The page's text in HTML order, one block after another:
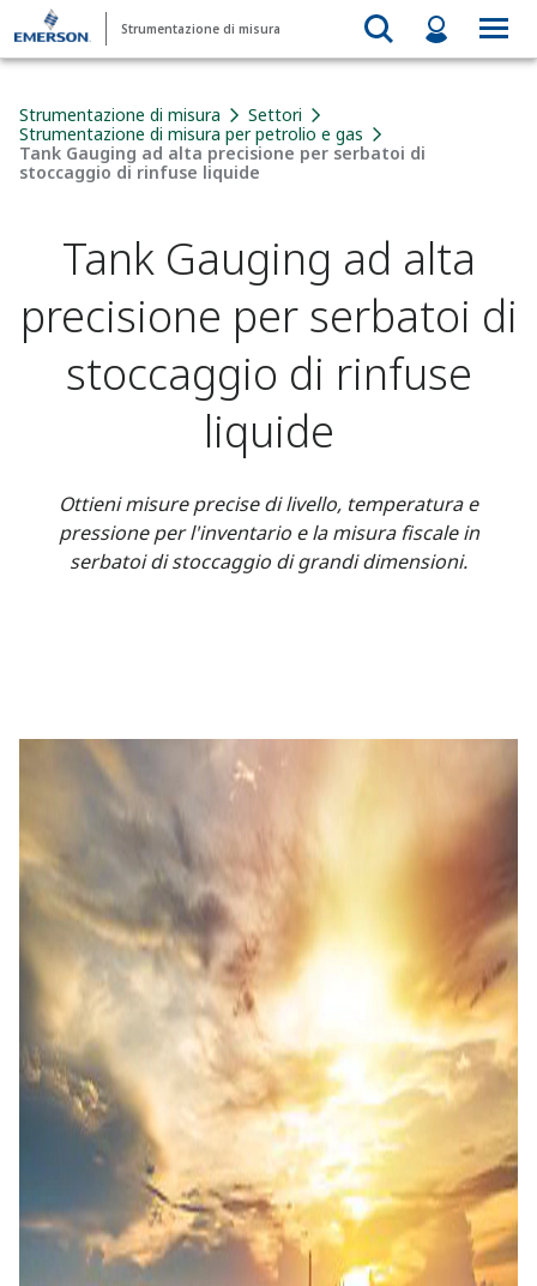
Strumentazione di misura
Strumentazione di misura
Settori
Strumentazione di misura per petrolio e gas
Tank Gauging ad alta precisione per serbatoi di
stoccaggio di rinfuse liquide
Tank Gauging ad alta
precisione per serbatoi di
stoccaggio di rinfuse
liquide
Ottieni misure precise di livello, temperatura e
pressione per l'inventario e la misura fiscale in
serbatoi di stoccaggio di grandi dimensioni.